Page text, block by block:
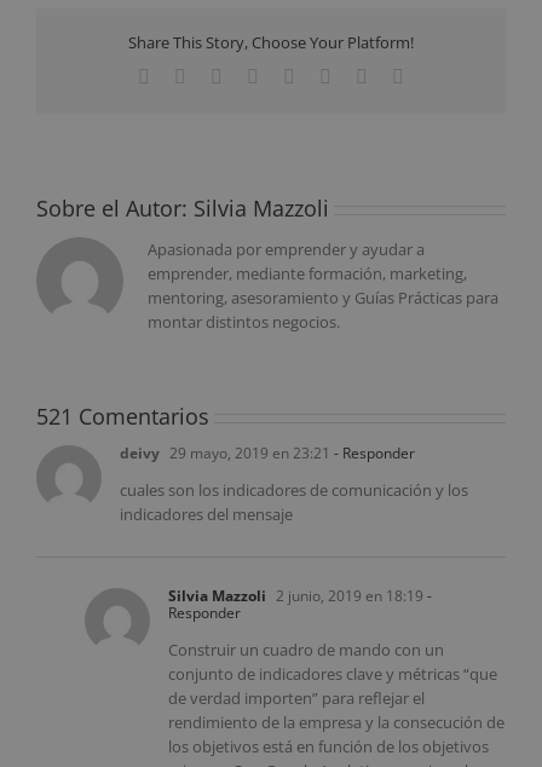
Share This Story, Choose Your Platform!
Facebook
TwitterReddit LinkedIn
TumblrPinterest
Sobre el Autor: Silvia Mazzoli
Apasionada por emprender y ayudar a
emprender, mediante formación, marketing,
mentoring, asesoramiento y Guías Prácticas para
montar distintos negocios.
521 Comentarios
deivy 29 mayo, 2019 en 23:21 - Responder
cuales son los indicadores de comunicación y los
indicadores del mensaje
Silvia Mazzoli 2 junio, 2019 en 18:19 -
Responder
Construir un cuadro de mando con un
conjunto de indicadores clave y métricas “que
de verdad importen” para reflejar el
rendimiento de la empresa y la consecución de
los objetivos está en función de los objetivos